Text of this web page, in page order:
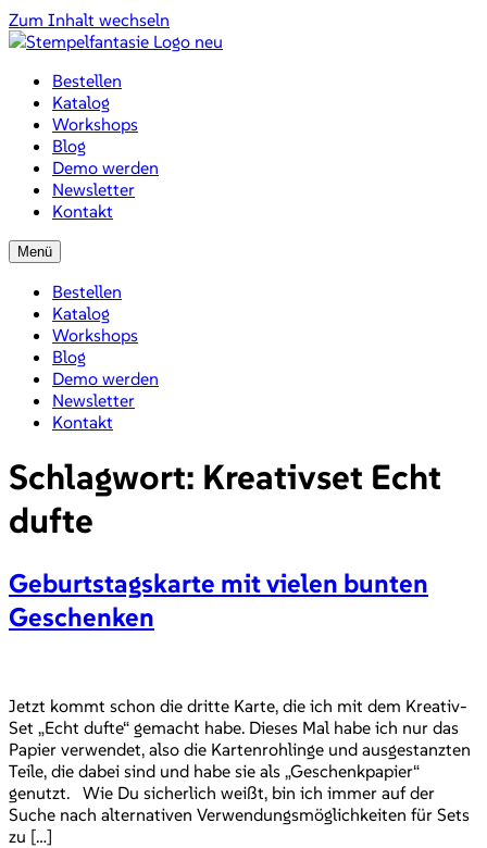
Zum Inhalt wechseln
Bestellen
Katalog
Workshops
Blog
Demo werden
Newsletter
Kontakt
Menü
Bestellen
Katalog
Workshops
Blog
Demo werden
Newsletter
Kontakt
Schlagwort: Kreativset Echt
dufte
Geburtstagskarte mit vielen bunten
Geschenken
Jetzt kommt schon die dritte Karte, die ich mit dem Kreativ-
Set „Echt dufte“ gemacht habe. Dieses Mal habe ich nur das
Papier verwendet, also die Kartenrohlinge und ausgestanzten
Teile, die dabei sind und habe sie als „Geschenkpapier“
genutzt. Wie Du sicherlich weißt, bin ich immer auf der
Suche nach alternativen Verwendungsmöglichkeiten für Sets
zu […]